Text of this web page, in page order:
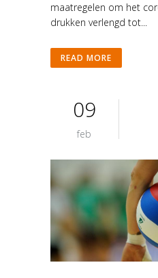
maatregelen om het
drukken verlengd tot...
READ MORE
09
feb